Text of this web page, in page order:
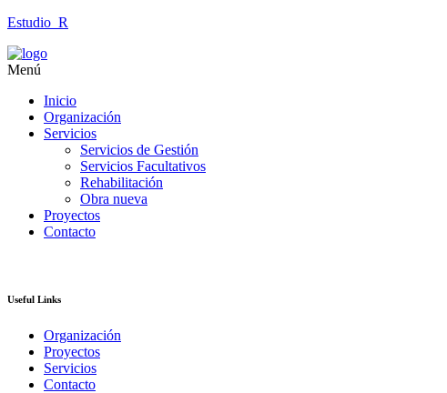
Estudio_R
Menú
Inicio
Organización
Servicios
Servicios de Gestión
Servicios Facultativos
Rehabilitación
Obra nueva
Proyectos
Contacto
Useful Links
Organización
Proyectos
Servicios
Contacto